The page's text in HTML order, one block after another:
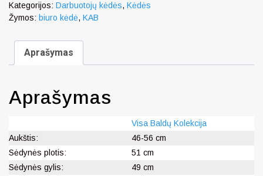
Kategorijos: Darbuotojų kėdės, Kėdės
Žymos: biuro kėdė, KAB
Aprašymas
Aprašymas
Visa Baldų Kolekcija
Aukštis:
46-56 cm
Sėdynės plotis:
51 cm
Sėdynės gylis:
49 cm